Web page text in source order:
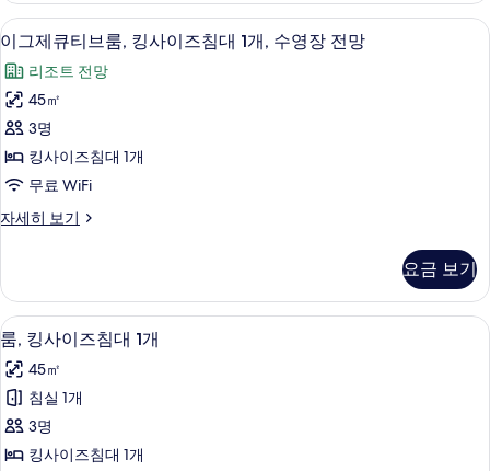
사
이
즈
침
대
1
개
사
두
보
기
브
스
위
트,
킹
이
즈
침
대
1
히
보
기
이
그
제
큐
티
브
룸,
킹
이
즈
침
대
개,
수
고급 침구, 오리/거위털 이불, 미니바,
9
이그제큐티브룸, 킹사이즈침대 1개, 수영장 전망
리조트 전망
45㎡
3명
킹사이즈침대 1개
무료 WiFi
자세히 보기
이
티
브
룸,
킹
사
이
침
대
요금 보기
룸,
킹
사
이
즈
8
룸, 킹사이즈침대 1개
45㎡
침실 1개
3명
킹사이즈침대 1개